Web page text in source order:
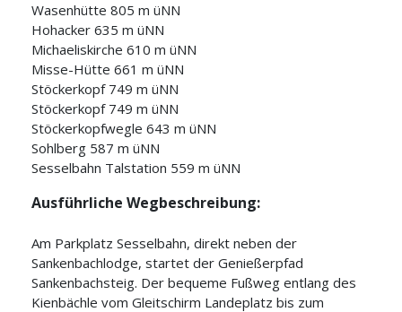
Wasenhütte 805 m üNN
Hohacker 635 m üNN
Michaeliskirche 610 m üNN
Misse-Hütte 661 m üNN
Stöckerkopf 749 m üNN
Stöckerkopf 749 m üNN
Stöckerkopfwegle 643 m üNN
Sohlberg 587 m üNN
Sesselbahn Talstation 559 m üNN
Ausführliche Wegbeschreibung:
Am Parkplatz Sesselbahn, direkt neben der
Sankenbachlodge, startet der Genießerpfad
Sankenbachsteig. Der bequeme Fußweg entlang des
Kienbächle vom Gleitschirm Landeplatz bis zum